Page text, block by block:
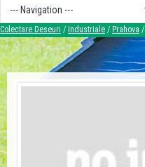
Colectare Deseuri / Industriale / Prahova /